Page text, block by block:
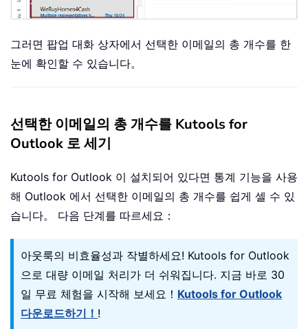
그러면 팝업 대화 상자에서 선택한 이메일의 총 개수를 한
눈에 확인할 수 있습니다。
선택한 이메일의 총 개수를 Kutools for
Outlook 로 세기
Kutools for Outlook 이 설치되어 있다면 통계 기능을 사용
해 Outlook 에서 선택한 이메일의 총 개수를 쉽게 셀 수 있
습니다。 다음 단계를 따르세요：
아웃룩의 비효율성과 작별하세요! Kutools for Outlook
으로 대량 이메일 처리가 더 쉬워집니다. 지금 바로 30
일 무료 체험을 시작해 보세요！ Kutools for Outlook
다운로드하기！ !